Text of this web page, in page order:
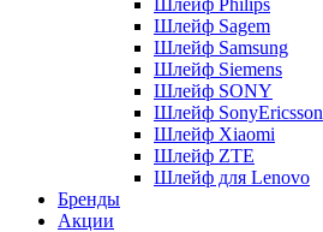
Шлейф Philips
Шлейф Sagem
Шлейф Samsung
Шлейф Siemens
Шлейф SONY
Шлейф SonyEricsson
Шлейф Xiaomi
Шлейф ZTE
Шлейф для Lenovo
Бренды
Акции